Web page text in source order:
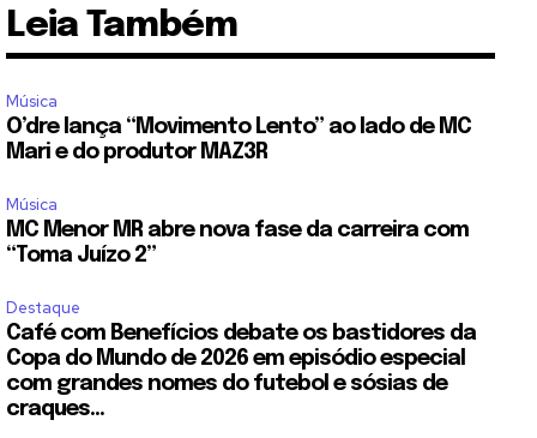
Leia Também
Música
O’dre lança “Movimento Lento” ao lado de MC
Mari e do produtor MAZ3R
Música
MC Menor MR abre nova fase da carreira com
“Toma Juízo 2”
Destaque
Café com Benefícios debate os bastidores da
Copa do Mundo de 2026 em episódio especial
com grandes nomes do futebol e sósias de
craques...